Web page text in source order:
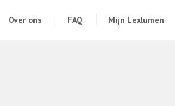
Over ons FAQ Mijn Lexlumen